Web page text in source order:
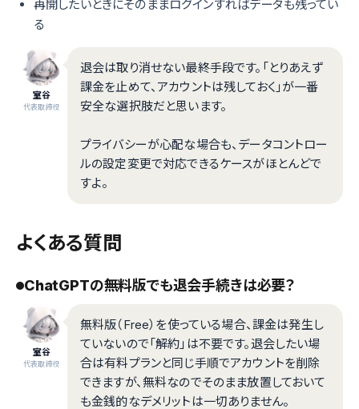
再開したいときにそのままログインすればデータも残ってい
る
室谷
代表取締役
退会は取り消せない最終手段です。「とりあえず
課金を止めて、アカウントは残しておく」が一番
安全な選択肢だと思います。
プライバシーが心配な場合も、データコントロー
ルの設定変更で対応できるケースがほとんどで
すよ。
よくある質問
ChatGPTの無料版でも退会手続きは必要？
室谷
代表取締役
無料版（Free）を使っている場合、課金は発生し
ていないので「解約」は不要です。退会したい場
合は有料プランと同じ手順でアカウントを削除
できますが、無料なのでそのまま放置しておいて
も金銭的なデメリットは一切ありません。